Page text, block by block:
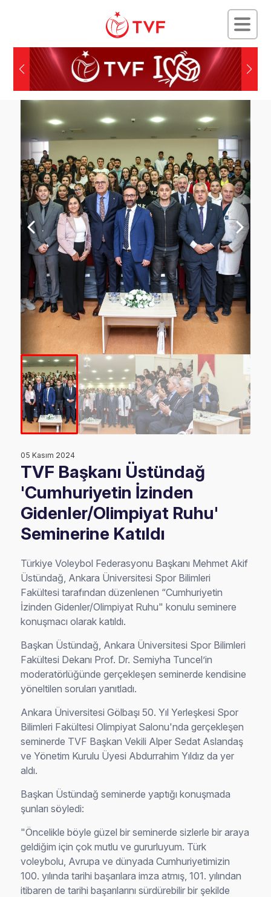
05 Kasım 2024
TVF Başkanı Üstündağ
'Cumhuriyetin İzinden
Gidenler/Olimpiyat Ruhu'
Seminerine Katıldı
Türkiye Voleybol Federasyonu Başkanı Mehmet Akif
Üstündağ, Ankara Üniversitesi Spor Bilimleri
Fakültesi tarafından düzenlenen “Cumhuriyetin
İzinden Gidenler/Olimpiyat Ruhu" konulu seminere
konuşmacı olarak katıldı.
Başkan Üstündağ, Ankara Üniversitesi Spor Bilimleri
Fakültesi Dekanı Prof. Dr. Semiyha Tuncel’in
moderatörlüğünde gerçekleşen seminerde kendisine
yöneltilen soruları yanıtladı.
Ankara Üniversitesi Gölbaşı 50. Yıl Yerleşkesi Spor
Bilimleri Fakültesi Olimpiyat Salonu'nda gerçekleşen
seminerde TVF Başkan Vekili Alper Sedat Aslandaş
ve Yönetim Kurulu Üyesi Abdurrahim Yıldız da yer
aldı.
Başkan Üstündağ seminerde yaptığı konuşmada
şunları söyledi:
"Öncelikle böyle güzel bir seminerde sizlerle bir araya
geldiğim için çok mutlu ve gururluyum. Türk
voleybolu, Avrupa ve dünyada Cumhuriyetimizin
100. yılında tarihi başarılara imza atmış, 101. yılından
itibaren de tarihi başarılarını sürdürebilir bir şekilde